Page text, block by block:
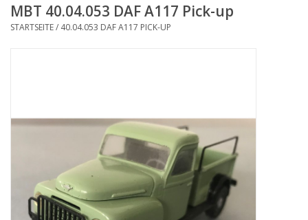
Holzbau
Zeitschriften
Neue Zeichnungen
MBT 40.04.053 DAF A117 Pick-up
STARTSEITE/ 40.04.053 DAF A117 PICK-UP